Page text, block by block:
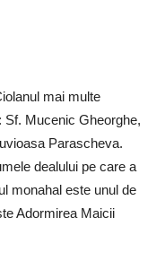
mai multe
Sf. Mucenic Gheorghe,
Parascheva.
dealului pe care a
monahal este unul de
Adormirea Maicii